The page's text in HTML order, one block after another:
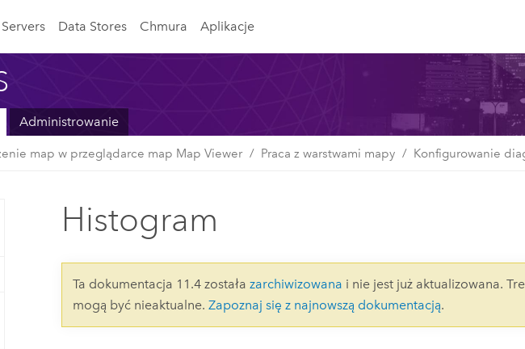
Servers Data Stores Chmura Aplikacje
Administrowanie
map w przeglądarce map Map Viewer Praca z warstwami mapy Konfigurowanie
Histogram
Ta dokumentacja 11.4 zostałazarchiwizowana i nie jest już aktualizowana.
mogą być nieaktualne.Zapoznaj się z najnowszą dokumentacją.